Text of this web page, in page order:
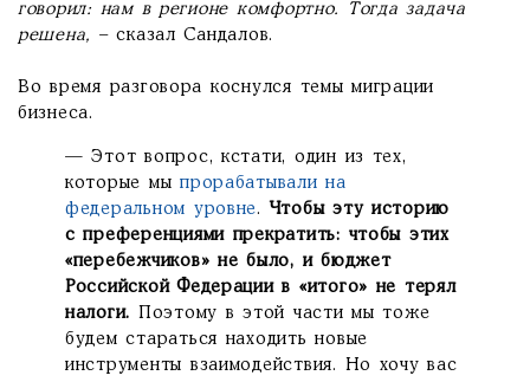
говорил: нам в регионе комфортно. Тогда задача
решена, – сказал Сандалов.
Во время разговора коснулся темы миграции
бизнеса.
— Этот вопрос, кстати, один из тех,
которые мыпрорабатывали на
федеральном уровне. Чтобы эту историю
с преференциями прекратить: чтобы этих
«перебежчиков» не было, и бюджет
Российской Федерации в «итого» не терял
налоги. Поэтому в этой части мы тоже
будем стараться находить новые
инструменты взаимодействия. Но хочу вас